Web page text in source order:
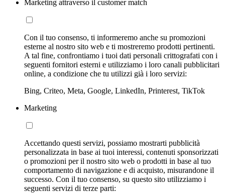
Marketing attraverso il customer match
Con il tuo consenso, ti informeremo anche su promozioni
esterne al nostro sito web e ti mostreremo prodotti pertinenti.
A tal fine, confrontiamo i tuoi dati personali crittografati con i
seguenti fornitori esterni e utilizziamo i loro canali pubblicitari
online, a condizione che tu utilizzi già i loro servizi:
Bing, Criteo, Meta, Google, LinkedIn, Printerest, TikTok
Marketing
Accettando questi servizi, possiamo mostrarti pubblicità
personalizzata in base ai tuoi interessi, contenuti sponsorizzati
o promozioni per il nostro sito web o prodotti in base al tuo
comportamento di navigazione e di acquisto, misurandone il
successo. Con il tuo consenso, su questo sito utilizziamo i
seguenti servizi di terze parti: